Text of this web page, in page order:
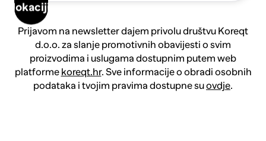
lokaciji
Prijavom na newsletter dajem privolu društvu Koreqt
d.o.o. za slanje promotivnih obavijesti o svim
proizvodima i uslugama dostupnim putem web
platforme koreqt.hr. Sve informacije o obradi osobnih
podataka i tvojim pravima dostupne suovdje.